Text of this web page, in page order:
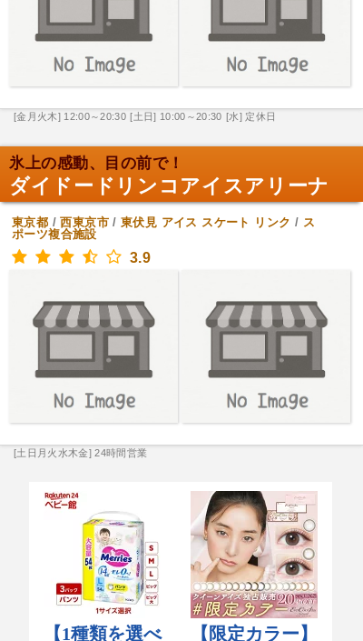
[金月火木] 12:00～20:30 [土日] 10:00～20:30 [水] 定休日
氷上の感動、目の前で！
ダイドードリンコアイスアリーナ
東京都 /西東京市/東伏見 アイス スケート リンク / ス
ポーツ複合施設
3.9
[土日月火水木金] 24時間営業